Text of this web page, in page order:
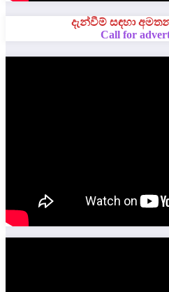
දැන්වීම් සඳහා
Call for